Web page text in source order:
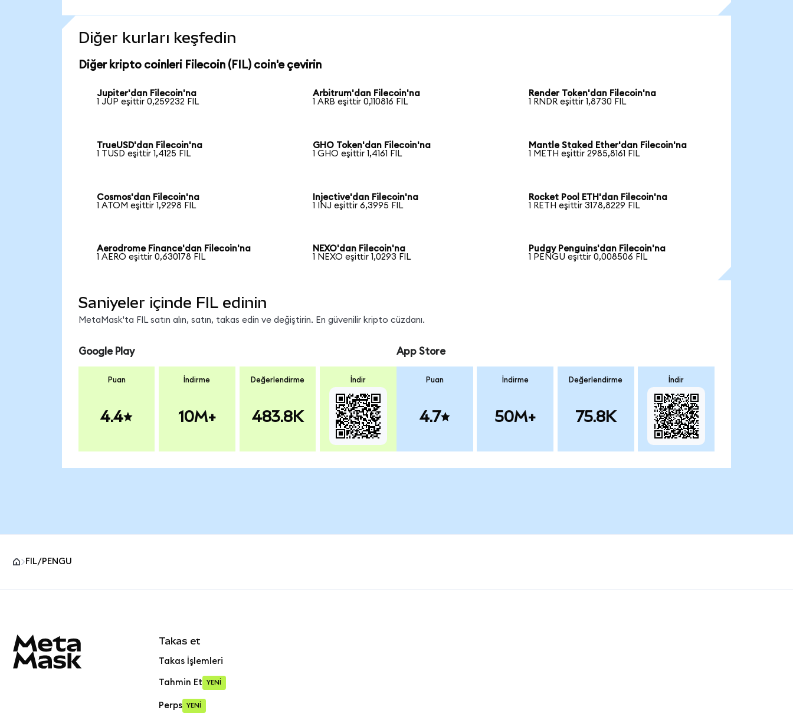
Diğer kurları keşfedin
Diğer kripto coinleri Filecoin (FIL) coin'e çevirin
Jupiter'dan Filecoin'na
1 JUP eşittir 0,259232 FIL
Arbitrum'dan Filecoin'na
1 ARB eşittir 0,110816 FIL
Render Token'dan Filecoin'na
1 RNDR eşittir 1,8730 FIL
TrueUSD'dan Filecoin'na
1 TUSD eşittir 1,4125 FIL
GHO Token'dan Filecoin'na
1 GHO eşittir 1,4161 FIL
Mantle Staked Ether'dan Filecoin'na
1 METH eşittir 2985,8161 FIL
Cosmos'dan Filecoin'na
1 ATOM eşittir 1,9298 FIL
Injective'dan Filecoin'na
1 INJ eşittir 6,3995 FIL
Rocket Pool ETH'dan Filecoin'na
1 RETH eşittir 3178,8229 FIL
Aerodrome Finance'dan Filecoin'na
1 AERO eşittir 0,630178 FIL
NEXO'dan Filecoin'na
1 NEXO eşittir 1,0293 FIL
Pudgy Penguins'dan Filecoin'na
1 PENGU eşittir 0,008506 FIL
Saniyeler içinde FIL edinin
MetaMask'ta FIL satın alın, satın, takas edin ve değiştirin. En güvenilir kripto cüzdanı.
Google Play
Puan
4.4
İndirme
10M+
Değerlendirme
483.8K
İndir
App Store
Puan
4.7
İndirme
50M+
Değerlendirme
75.8K
İndir
FIL/PENGU
Takas et
Takas İşlemleri
Tahmin Et YENİ
Perps YENİ